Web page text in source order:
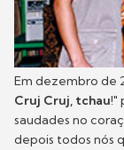
Em dezembro de
Cruj Cruj, tchau!"
saudades no
depois todos nós